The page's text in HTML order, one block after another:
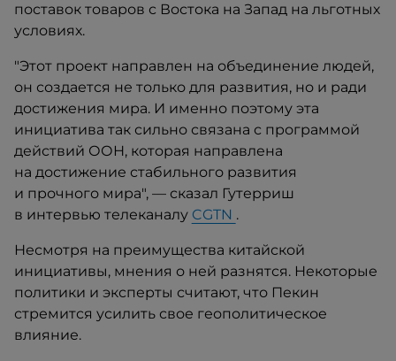
поставок товаров с Востока на Запад на льготных
условиях.
"Этот проект направлен на объединение людей,
он создается не только для развития, но и ради
достижения мира. И именно поэтому эта
инициатива так сильно связана с программой
действий ООН, которая направлена
на достижение стабильного развития
и прочного мира", — сказал Гутерриш
в интервью телеканалу CGTN .
Несмотря на преимущества китайской
инициативы, мнения о ней разнятся. Некоторые
политики и эксперты считают, что Пекин
стремится усилить свое геополитическое
влияние.